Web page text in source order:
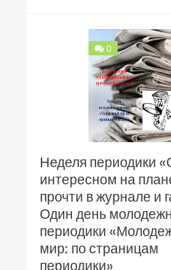
0
Неделя периодики
интересном на
прочти в журнале и
Один день
периодики
мир: по страницам
периодики»